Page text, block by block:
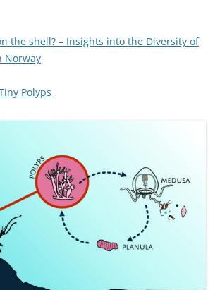
the shell? – Insights into the Diversity of
Norway
Polyps